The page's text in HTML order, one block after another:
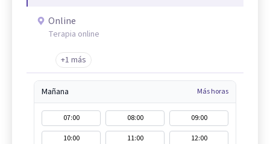
Online
Terapia online
+1 más
Mañana Más horas
07:00 08:00
09:00
10:00
11:00 12:00